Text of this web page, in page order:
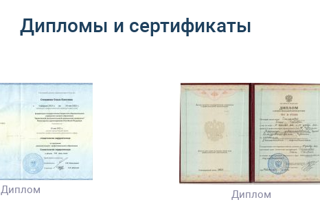
Дипломы и сертификаты
Диплом Диплом